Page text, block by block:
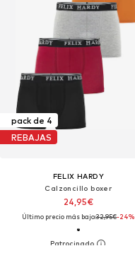
pack de 4
REBAJAS
FELIX HARDY
Calzoncillo boxer
24,95€
Último precio más bajo:32,95€-24%